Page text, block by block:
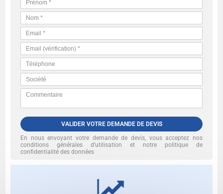
VALIDER VOTRE DEMANDE DE DEVIS
En nous envoyant votre demande de devis, vous acceptez nos
conditions générales d’utilisation et notre politique de
confidentialité des données